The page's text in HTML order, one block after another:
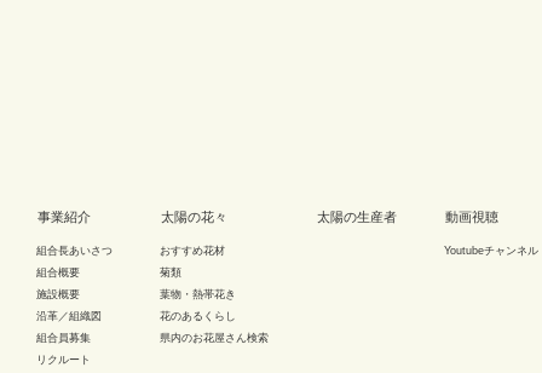
事業紹介
組合長あいさつ
組合概要
施設概要
沿革／組織図
組合員募集
リクルート
太陽の花々
おすすめ花材
菊類
葉物・熱帯花き
花のあるくらし
県内のお花屋さん検索
太陽の生産者 動画視聴
Youtubeチャンネル